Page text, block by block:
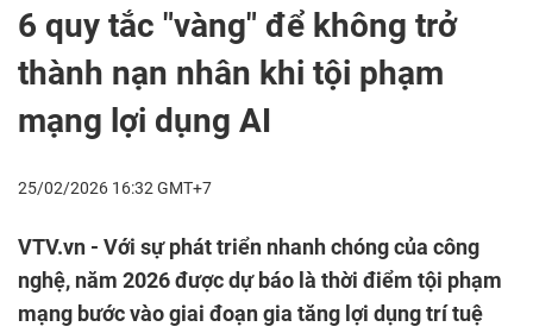
6 quy tắc "vàng" để không trở
thành nạn nhân khi tội phạm
mạng lợi dụng AI
25/02/2026 16:32 GMT+7
VTV.vn - Với sự phát triển nhanh chóng của công
nghệ, năm 2026 được dự báo là thời điểm tội phạm
mạng bước vào giai đoạn gia tăng lợi dụng trí tuệ